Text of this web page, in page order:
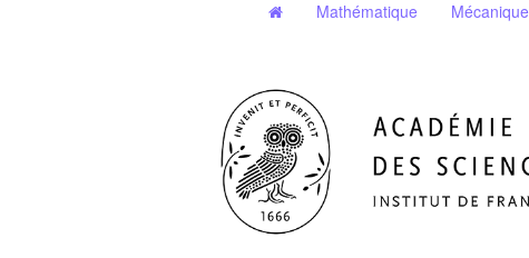
Mathématique Mécanique